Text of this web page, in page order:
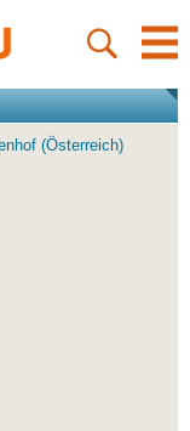
(Österreich)